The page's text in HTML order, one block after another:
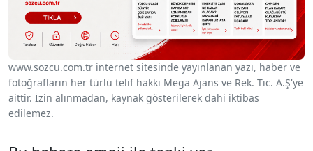
www.sozcu.com.tr internet sitesinde yayınlanan yazı, haber ve
fotoğrafların her türlü telif hakkı Mega Ajans ve Rek. Tic. A.Ş'ye
aittir. İzin alınmadan, kaynak gösterilerek dahi iktibas
edilemez.